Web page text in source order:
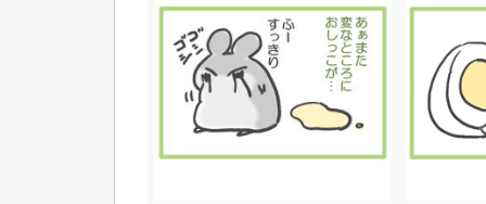
が出来ない時や、長毛種のハム
は、口が